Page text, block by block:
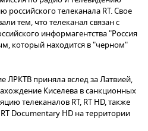
российского телеканала RT. Свое
тем, что телеканал связан с
информагентства "Россия
который находится в "черном"
ЛРКТВ приняла вслед за Латвией,
Киселева в санкционных
телеканалов RT, RT HD, также
Documentary HD на территории